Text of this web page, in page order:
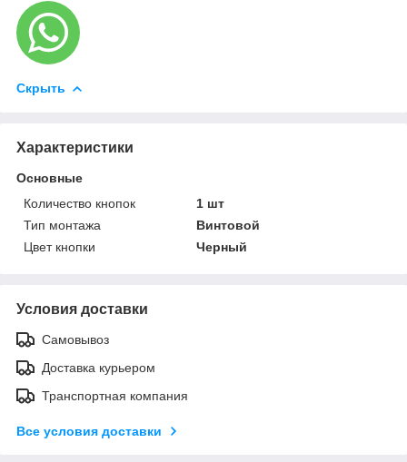
Скрыть
Характеристики
Основные
Количество кнопок
1 шт
Тип монтажа
Винтовой
Цвет кнопки
Черный
Условия доставки
Самовывоз
Доставка курьером
Транспортная компания
Все условия доставки